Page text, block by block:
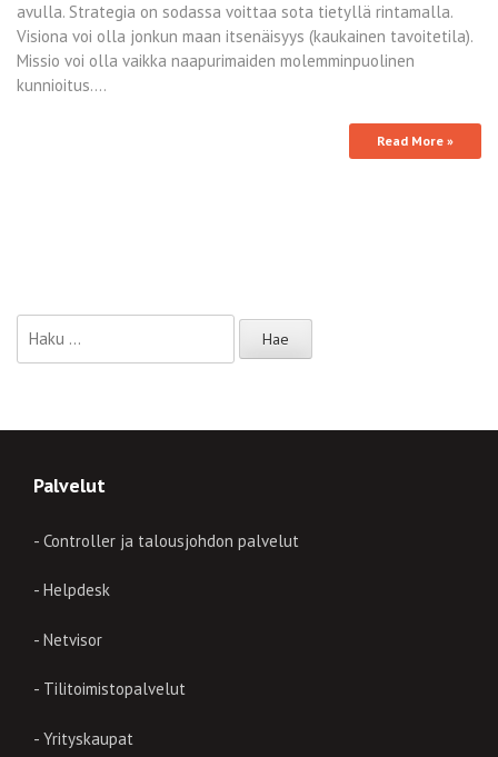
avulla. Strategia on sodassa voittaa sota tietyllä rintamalla.
Visiona voi olla jonkun maan itsenäisyys (kaukainen tavoitetila).
Missio voi olla vaikka naapurimaiden molemminpuolinen
kunnioitus.…
Read More »
Palvelut
- Controller ja talousjohdon palvelut
- Helpdesk
- Netvisor
- Tilitoimistopalvelut
- Yrityskaupat